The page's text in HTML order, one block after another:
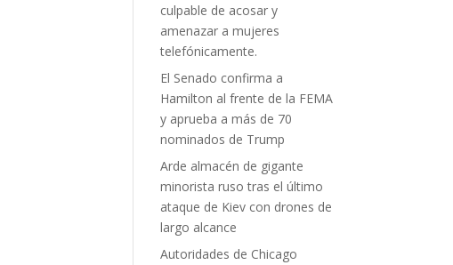
culpable de acosar y
amenazar a mujeres
telefónicamente.
El Senado confirma a
Hamilton al frente de la FEMA
y aprueba a más de 70
nominados de Trump
Arde almacén de gigante
minorista ruso tras el último
ataque de Kiev con drones de
largo alcance
Autoridades de Chicago